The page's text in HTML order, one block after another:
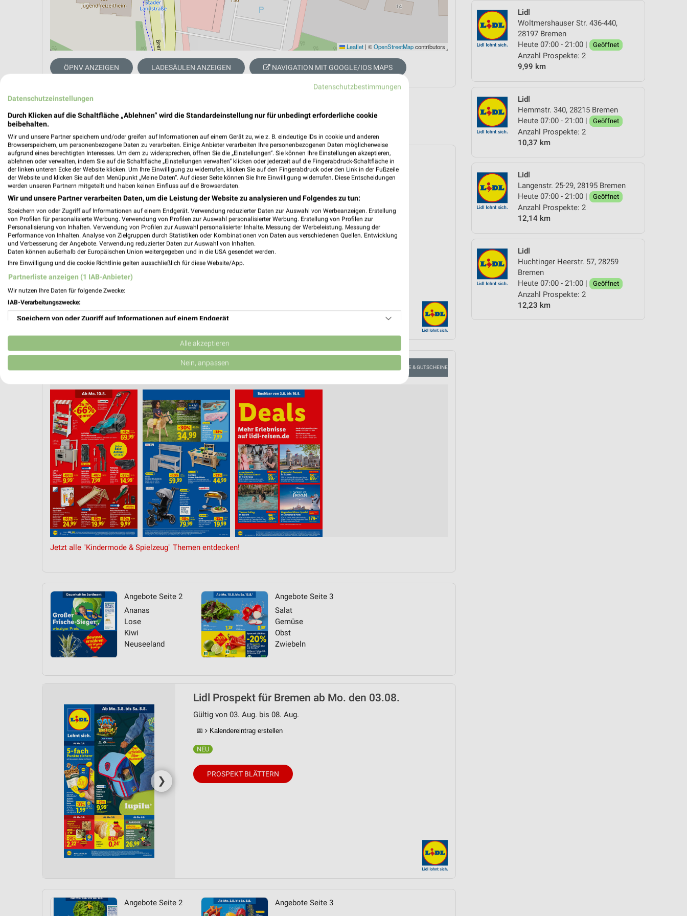
Lidl
Woltmershauser Str. 436-440,
28197 Bremen
Heute 07:00 - 21:00 |
Geöffnet
Anzahl Prospekte: 2
9,99 km
Lidl
Hemmstr. 340, 28215 Bremen
Heute 07:00 - 21:00 |
Geöffnet
Anzahl Prospekte: 2
10,37 km
Lidl
Langenstr. 25-29, 28195 Bremen
Heute 07:00 - 21:00 |
Geöffnet
Anzahl Prospekte: 2
12,14 km
Lidl
Huchtinger Heerstr. 57, 28259
Bremen
Heute 07:00 - 21:00 |
Geöffnet
Anzahl Prospekte: 2
12,23 km
Leaflet | ©OpenStreetMapcontributors
ÖPNV ANZEIGEN LADESÄULEN ANZEIGEN NAVIGATION MIT GOOGLE/IOS MAPS
Anzahl Prospekte: 2
❯
Lidl Prospekt für Bremen ab Mo. den 10.08.
Gültig von 10. Aug. bis 15. Aug.
PROSPEKT BLÄTTERN
HANDY & SMARTPHONE AKTIONEN, RABATTE & GUTSCHEINE
Jetzt alle "Kindermode & Spielzeug" Themen entdecken!
Angebote Seite 2
Ananas
Lose
Kiwi
Neuseeland
Angebote Seite 3
Salat
Gemüse
Obst
Zwiebeln
❯
Lidl Prospekt für Bremen ab Mo. den 03.08.
Gültig von 03. Aug. bis 08. Aug.
📅 Kalendereintrag erstellen
PROSPEKT BLÄTTERN
Angebote Seite 2 Angebote Seite 3
Datenschutzbestimmungen
Datenschutzeinstellungen
Durch Klicken auf die Schaltfläche „Ablehnen“ wird die Standardeinstellung nur für unbedingt erforderliche cookie
beibehalten.
Wir und unsere Partner speichern und/oder greifen auf Informationen auf einem Gerät zu, wie z. B. eindeutige IDs in cookie und anderen
Browserspeichern, um personenbezogene Daten zu verarbeiten. Einige Anbieter verarbeiten Ihre personenbezogenen Daten möglicherweise
aufgrund eines berechtigten Interesses. Um dem zu widersprechen, öffnen Sie die „Einstellungen“. Sie können Ihre Einstellungen akzeptieren,
ablehnen oder verwalten, indem Sie auf die Schaltfläche „Einstellungen verwalten“ klicken oder jederzeit auf die Fingerabdruck-Schaltfläche in
der linken unteren Ecke der Website klicken. Um Ihre Einwilligung zu widerrufen, klicken Sie auf den Fingerabdruck oder den Link in der Fußzeile
der Website und klicken Sie auf den Menüpunkt „Meine Daten“. Auf dieser Seite können Sie Ihre Einwilligung widerrufen. Diese Entscheidungen
werden unseren Partnern mitgeteilt und haben keinen Einfluss auf die Browserdaten.
Wir und unsere Partner verarbeiten Daten, um die Leistung der Website zu analysieren und Folgendes zu tun:
Speichern von oder Zugriff auf Informationen auf einem Endgerät. Verwendung reduzierter Daten zur Auswahl von Werbeanzeigen. Erstellung
von Profilen für personalisierte Werbung. Verwendung von Profilen zur Auswahl personalisierter Werbung. Erstellung von Profilen zur
Personalisierung von Inhalten. Verwendung von Profilen zur Auswahl personalisierter Inhalte. Messung der Werbeleistung. Messung der
Performance von Inhalten. Analyse von Zielgruppen durch Statistiken oder Kombinationen von Daten aus verschiedenen Quellen. Entwicklung
und Verbesserung der Angebote. Verwendung reduzierter Daten zur Auswahl von Inhalten.
Daten können außerhalb der Europäischen Union weitergegeben und in die USA gesendet werden.
Ihre Einwilligung und die cookie Richtlinie gelten ausschließlich für diese Website/App.
Partnerliste anzeigen (1 IAB-Anbieter)
Wir nutzen Ihre Daten für folgende Zwecke:
IAB-Verarbeitungszwecke:
Speichern von oder Zugriff auf Informationen auf einem Endgerät
Verwendung reduzierter Daten zur Auswahl von Werbeanzeigen
Erstellung von Profilen für personalisierte Werbung
Erstellung von Profilen zur Personalisierung von Inhalten
Verwendung von Profilen zur Auswahl personalisierter Inhalte
Messung der Werbeleistung
Messung der Performance von Inhalten
Analyse von Zielgruppen durch Statistiken oder Kombinationen von Daten aus verschiedenen
Entwicklung und Verbesserung der Angebote
Verwendung reduzierter Daten zur Auswahl von Inhalten
Geräte anhand von aktiv angeforderten Informationen identifizieren
Nicht-IAB-Verarbeitungszwecke:
Performance
Alle akzeptieren
Nein, anpassen